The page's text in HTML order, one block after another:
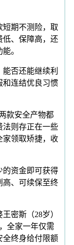
期不测险，取
低、保障高，还
。
否还能继续利
和连结优良习惯
款安全产物都
法则存正在一些
家领取矫捷，收
资金即可获得
高、可续保至终
密斯（28岁）
全家一年仅需
全终身给付限额